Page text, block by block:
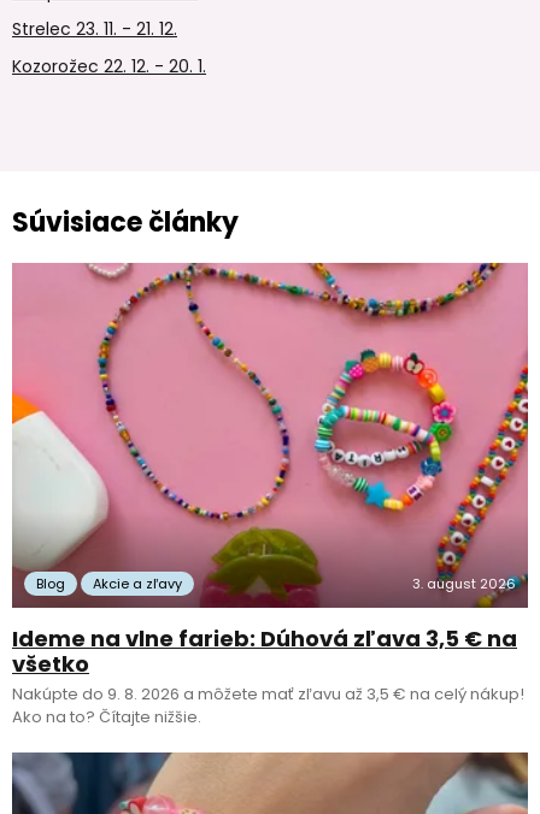
Strelec 23. 11. - 21. 12.
Kozorožec 22. 12. - 20. 1.
Súvisiace články
Blog Akcie a zľavy 3. august 2026
Ideme na vlne farieb: Dúhová zľava 3,5 € na
všetko
Nakúpte do 9. 8. 2026 a môžete mať zľavu až 3,5 € na celý nákup!
Ako na to? Čítajte nižšie.